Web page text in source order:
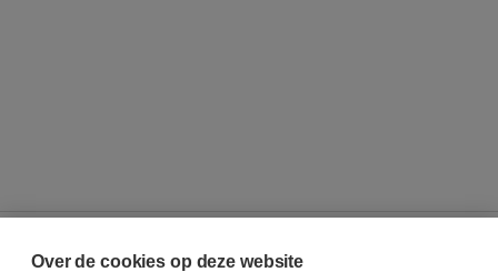
Over de cookies op deze website